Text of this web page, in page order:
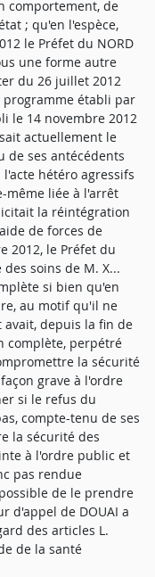
comportement, de
; qu'en l'espèce,
le Préfet du NORD
une forme autre
du 26 juillet 2012
établi par
le 14 novembre 2012
actuellement le
ses antécédents
hétéro agressifs
même liée à l'arrêt
la réintégration
de forces de
2012, le Préfet du
soins de M. X...
si bien qu'en
au motif qu'il ne
depuis la fin de
complète, perpétré
la sécurité
grave à l'ordre
si le refus du
compte-tenu de ses
la sécurité des
à l'ordre public et
pas rendue
de le prendre
d'appel de DOUAI a
des articles L.
de la santé